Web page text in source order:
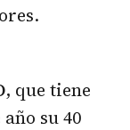
, que tiene
su 40